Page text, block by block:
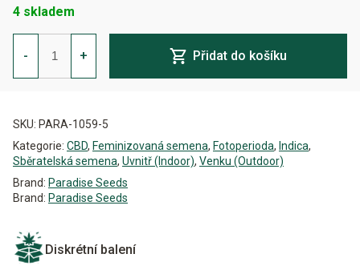
4 skladem
-
Durga
Mata
CBD
+ Přidat do košíku
SKU: PARA-1059-5
Kategorie: CBD, Feminizovaná semena, Fotoperioda, Indica,
Sběratelská semena, Uvnitř (Indoor), Venku (Outdoor)
Brand: Paradise Seeds
Brand: Paradise Seeds
Diskrétní balení